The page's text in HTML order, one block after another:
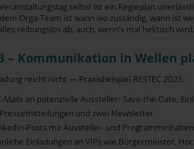
selbst ist ein Regie­plan
Orga-Team ist wann wo zustän­dig, wann ist
rei­bungs­los ab, auch, wenn’s mal hek­tisch wird.
– Kom­mu­ni­ka­ti­on in Wel­len
reicht nicht — Pra­xis­bei­spiel RESTEC 2025:
an poten­zi­el­le Aus­stel­ler: Save-the-Date,
und zwei Newsletter
Posts mit Aus­stel­ler- und
Ein­la­dun­gen an VIPs wie Bür­ger­meis­ter,